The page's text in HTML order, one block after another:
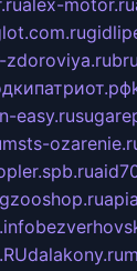
zdoroviya.ru
easy.ru
msts-
dalakony.ru